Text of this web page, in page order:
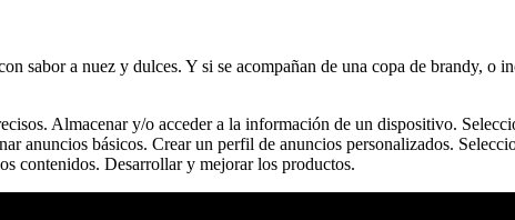
sabor a nuez y dulces. Y si se acompañan de una copa de brandy, o
Almacenar y/o acceder a la información de un dispositivo.
anuncios básicos. Crear un perfil de anuncios personalizados.
contenidos. Desarrollar y mejorar los productos.